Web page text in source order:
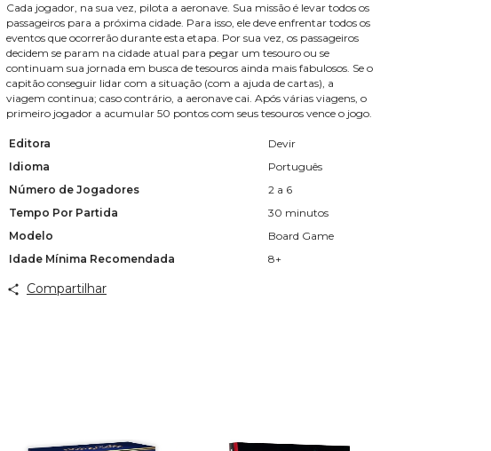
Cada jogador, na sua vez, pilota a aeronave. Sua missão é levar todos os
passageiros para a próxima cidade. Para isso, ele deve enfrentar todos os
eventos que ocorrerão durante esta etapa. Por sua vez, os passageiros
decidem se param na cidade atual para pegar um tesouro ou se
continuam sua jornada em busca de tesouros ainda mais fabulosos. Se o
capitão conseguir lidar com a situação (com a ajuda de cartas), a
viagem continua; caso contrário, a aeronave cai. Após várias viagens, o
primeiro jogador a acumular 50 pontos com seus tesouros vence o jogo.
Editora
Devir
Idioma
Português
Número de Jogadores
2 a 6
Tempo Por Partida
30 minutos
Modelo
Board Game
Idade Mínima Recomendada
8+
Compartilhar